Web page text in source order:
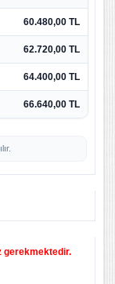
60.480,00 TL
62.720,00 TL
64.400,00 TL
66.640,00 TL
gerekmektedir.